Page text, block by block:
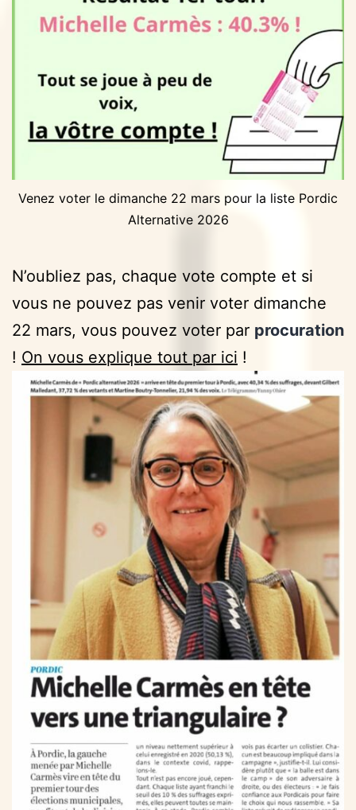
Venez voter le dimanche 22 mars pour la liste Pordic
Alternative 2026
N’oubliez pas, chaque vote compte et si
vous ne pouvez pas venir voter dimanche
22 mars, vous pouvez voter par procuration
! On vous explique tout par ici !